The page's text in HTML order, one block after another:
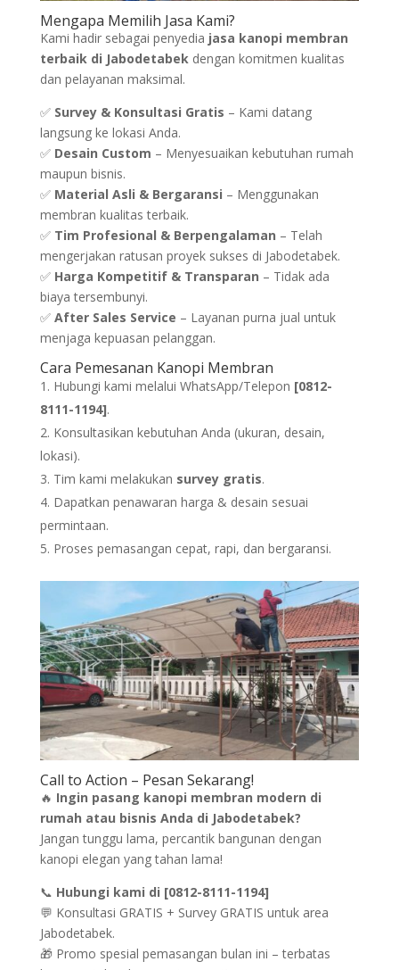
Mengapa Memilih Jasa Kami?
Kami hadir sebagai penyedia jasa kanopi membran
terbaik di Jabodetabek dengan komitmen kualitas
dan pelayanan maksimal.
✅ Survey & Konsultasi Gratis – Kami datang
langsung ke lokasi Anda.
✅ Desain Custom – Menyesuaikan kebutuhan rumah
maupun bisnis.
✅ Material Asli & Bergaransi – Menggunakan
membran kualitas terbaik.
✅ Tim Profesional & Berpengalaman – Telah
mengerjakan ratusan proyek sukses di Jabodetabek.
✅ Harga Kompetitif & Transparan – Tidak ada
biaya tersembunyi.
✅ After Sales Service – Layanan purna jual untuk
menjaga kepuasan pelanggan.
Cara Pemesanan Kanopi Membran
Hubungi kami melalui WhatsApp/Telepon [0812-
8111-1194].
Konsultasikan kebutuhan Anda (ukuran, desain,
lokasi).
Tim kami melakukan survey gratis.
Dapatkan penawaran harga & desain sesuai
permintaan.
Proses pemasangan cepat, rapi, dan bergaransi.
Call to Action – Pesan Sekarang!
🔥 Ingin pasang kanopi membran modern di
rumah atau bisnis Anda di Jabodetabek?
Jangan tunggu lama, percantik bangunan dengan
kanopi elegan yang tahan lama!
📞 Hubungi kami di [0812-8111-1194]
💬 Konsultasi GRATIS + Survey GRATIS untuk area
Jabodetabek.
🎁 Promo spesial pemasangan bulan ini – terbatas